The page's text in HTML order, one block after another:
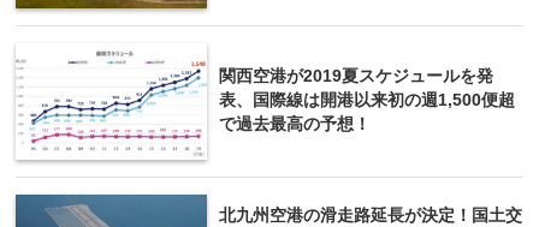
関西空港が2019夏スケジュールを発
表、国際線は開港以来初の週1,500便超
で過去最高の予想！
北九州空港の滑走路延長が決定！国土交